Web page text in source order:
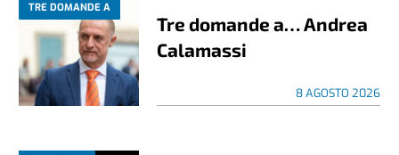
TRE DOMANDE A
Tre domande a… Andrea
Calamassi
8 AGOSTO 2026